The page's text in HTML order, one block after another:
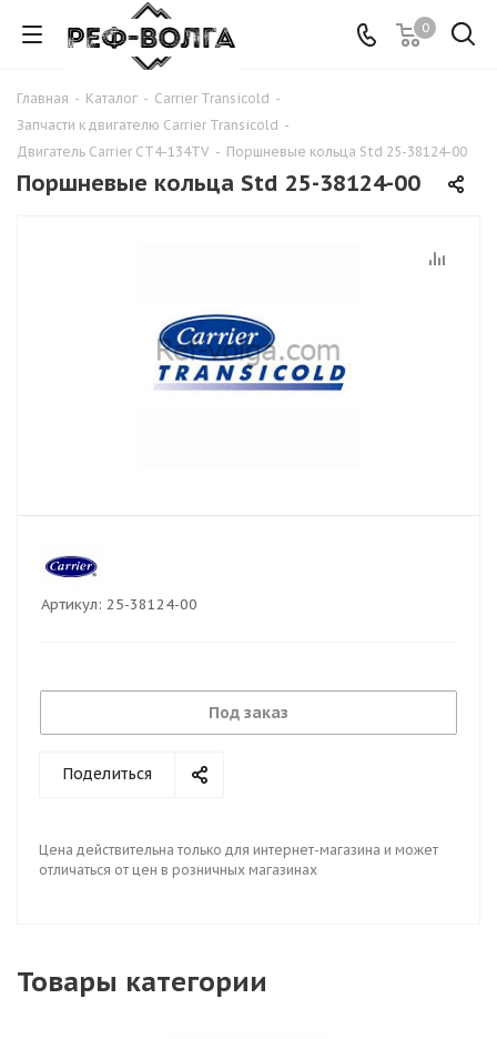
0
Главная - Каталог - Carrier Transicold -
Запчасти к двигателю Carrier Transicold -
Двигатель Carrier CT4-134TV - Поршневые кольца Std 25-38124-00
Поршневые кольца Std 25-38124-00
Артикул: 25-38124-00
Под заказ
Поделиться
Цена действительна только для интернет-магазина и может
отличаться от цен в розничных магазинах
Товары категории